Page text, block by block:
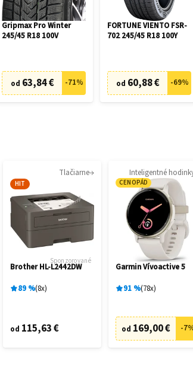
Gripmax Pro Winter
245/45 R18 100V
od 63,84 € -71%
FORTUNE VIENTO FSR-
702 245/45 R18 100Y
od 60,88 € -69%
Tlačiarne
HIT
Sponzorované
Brother HL-L2442DW
89 % 8x
od 115,63 €
Inteligentné
CENOPÁD
Garmin Vívoactive 5
91 % 78x
od 169,00 € -7